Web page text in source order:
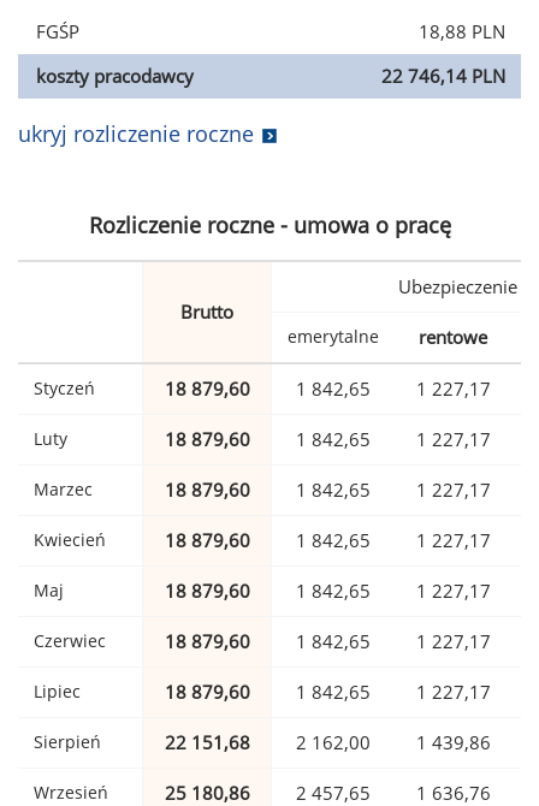
FGŚP
18,88 PLN
koszty pracodawcy
22 746,14 PLN
ukryj rozliczenie roczne
Rozliczenie roczne - umowa o pracę
Brutto
Ubezpieczenie
emerytalne rentowe
Styczeń 18 879,60 1 842,65 1 227,17
Luty 18 879,60 1 842,65 1 227,17
Marzec 18 879,60 1 842,65 1 227,17
Kwiecień 18 879,60 1 842,65 1 227,17
Maj 18 879,60 1 842,65 1 227,17
Czerwiec 18 879,60 1 842,65 1 227,17
Lipiec 18 879,60 1 842,65 1 227,17
Sierpień 22 151,68 2 162,00 1 439,86
Wrzesień 25 180,86 2 457,65 1 636,76